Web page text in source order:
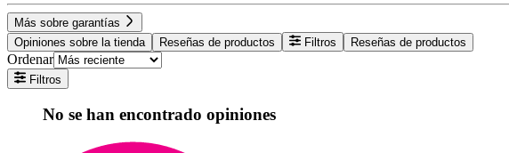
Más sobre garantías
Opiniones sobre la tienda
Reseñas de productos Filtros Reseñas de productos
Ordenar
Filtros
No se han encontrado opiniones